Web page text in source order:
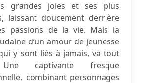
grandes joies et ses plus
laissant doucement derrière
passions de la vie. Mais la
d’un amour de jeunesse
y sont liés à jamais, va tout
Une captivante fresque
combinant personnages